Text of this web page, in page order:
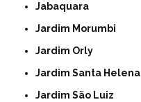
Jabaquara
Jardim Morumbi
Jardim Orly
Jardim Santa Helena
Jardim São Luiz